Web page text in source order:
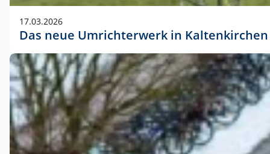
17.03.2026
Das neue Umrichterwerk in Kaltenkirchen